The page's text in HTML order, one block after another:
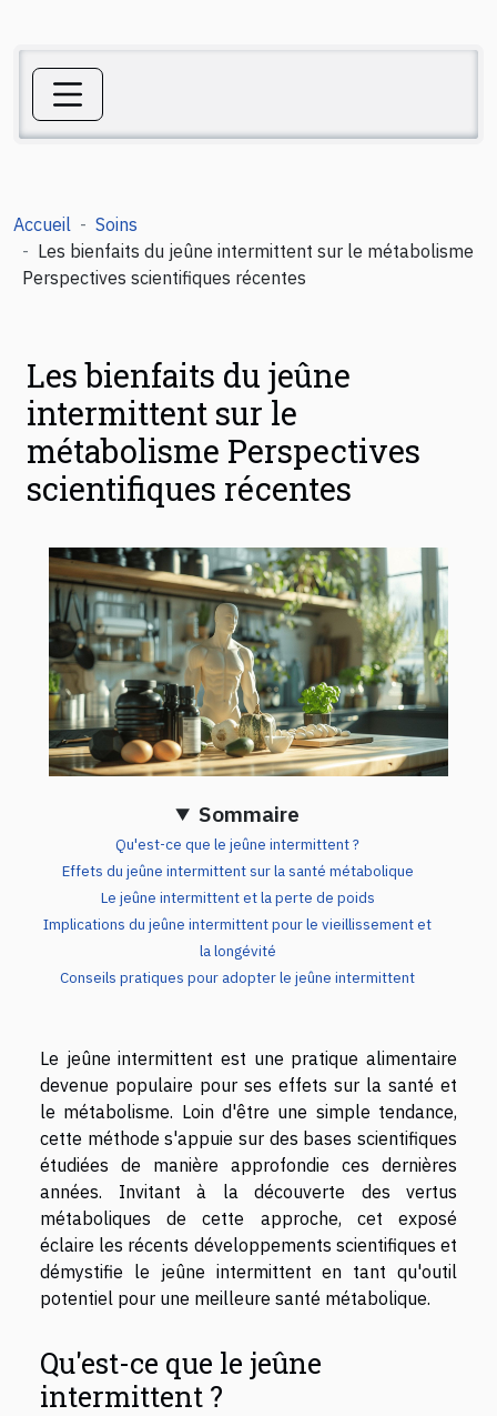
Accueil
Soins
Les bienfaits du jeûne intermittent sur le métabolisme
Perspectives scientifiques récentes
Les bienfaits du jeûne
intermittent sur le
métabolisme Perspectives
scientifiques récentes
Sommaire
Qu'est-ce que le jeûne intermittent ?
Effets du jeûne intermittent sur la santé métabolique
Le jeûne intermittent et la perte de poids
Implications du jeûne intermittent pour le vieillissement et
la longévité
Conseils pratiques pour adopter le jeûne intermittent
Le jeûne intermittent est une pratique alimentaire
devenue populaire pour ses effets sur la santé et
le métabolisme. Loin d'être une simple tendance,
cette méthode s'appuie sur des bases scientifiques
étudiées de manière approfondie ces dernières
années. Invitant à la découverte des vertus
métaboliques de cette approche, cet exposé
éclaire les récents développements scientifiques et
démystifie le jeûne intermittent en tant qu'outil
potentiel pour une meilleure santé métabolique.
Qu'est-ce que le jeûne
intermittent ?